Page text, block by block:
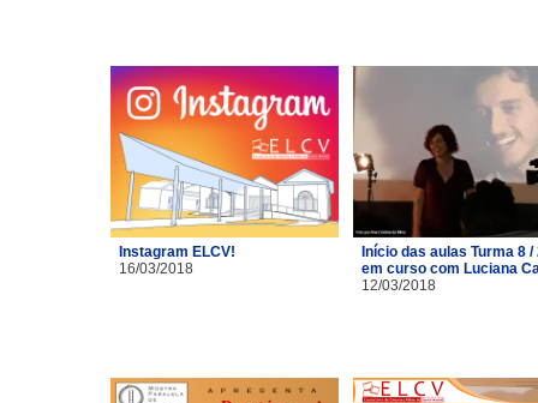
Instagram ELCV!
16/03/2018
Início das aulas Turma 8 /
em curso com Luciana
12/03/2018